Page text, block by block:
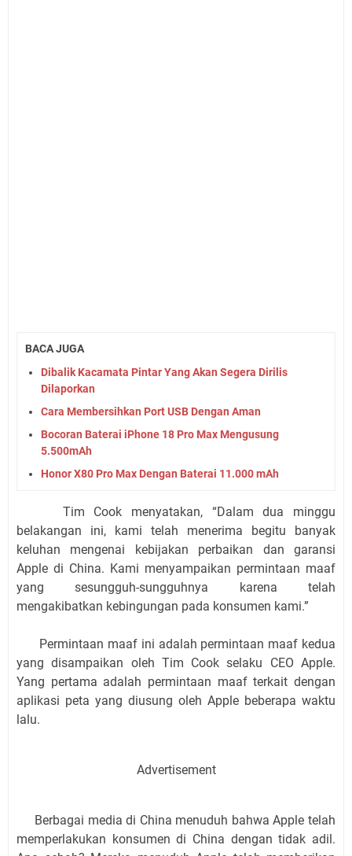
BACA JUGA
Dibalik Kacamata Pintar Yang Akan Segera Dirilis
Dilaporkan
Cara Membersihkan Port USB Dengan Aman
Bocoran Baterai iPhone 18 Pro Max Mengusung
5.500mAh
Honor X80 Pro Max Dengan Baterai 11.000 mAh
Tim Cook menyatakan, “Dalam dua minggu
belakangan ini, kami telah menerima begitu banyak
keluhan mengenai kebijakan perbaikan dan garansi
Apple di China. Kami menyampaikan permintaan maaf
yang sesungguh-sungguhnya karena telah
mengakibatkan kebingungan pada konsumen kami.”
Permintaan maaf ini adalah permintaan maaf kedua
yang disampaikan oleh Tim Cook selaku CEO Apple.
Yang pertama adalah permintaan maaf terkait dengan
aplikasi peta yang diusung oleh Apple beberapa waktu
lalu.
Advertisement
Berbagai media di China menuduh bahwa Apple telah
memperlakukan konsumen di China dengan tidak adil.